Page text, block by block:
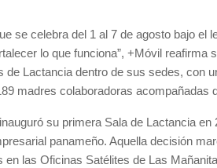
se celebra del 1 al 7 de agosto bajo el
lo que funciona”, +Móvil reafirma
Lactancia dentro de sus sedes, con
madres colaboradoras acompañadas
su primera Sala de Lactancia en
panameño. Aquella decisión
las Oficinas Satélites de Las